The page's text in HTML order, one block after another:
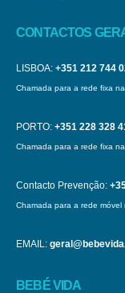
CONTACTOS
LISBOA: +351 212 744
Chamada para a rede fixa
PORTO: +351 228 328
Chamada para a rede fixa
Contacto Prevenção:
Chamada para a rede móvel
EMAIL:
BEBÉ VIDA